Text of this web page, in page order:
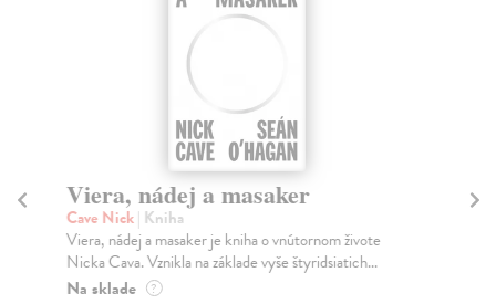
Viera, nádej a masaker
Cave Nick| Kniha
Viera, nádej a masaker je kniha o vnútornom živote
Nicka Cava. Vznikla na základe vyše štyridsiatich...
Na sklade ?